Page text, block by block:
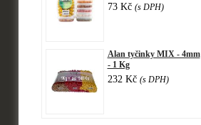
73 Kč (s DPH)
Alan tyčinky MIX - 4mm
- 1 Kg
232 Kč (s DPH)